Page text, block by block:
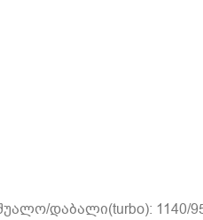
დაბალი(turbo): 1140/